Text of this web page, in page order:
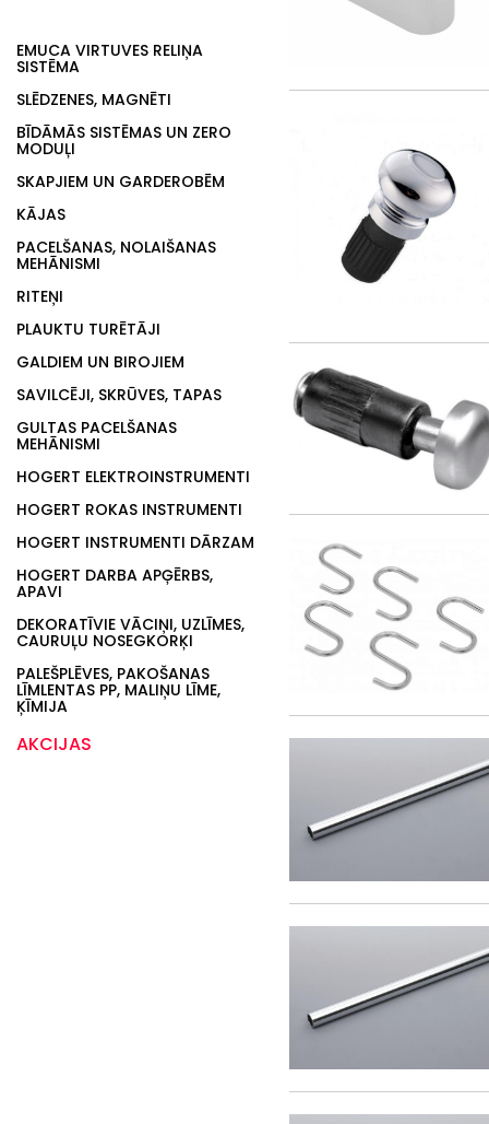
EMUCA VIRTUVES RELIŅA
SISTĒMA
SLĒDZENES, MAGNĒTI
BĪDĀMĀS SISTĒMAS UN ZERO
MODUĻI
SKAPJIEM UN GARDEROBĒM
KĀJAS
PACELŠANAS, NOLAIŠANAS
MEHĀNISMI
RITEŅI
PLAUKTU TURĒTĀJI
GALDIEM UN BIROJIEM
SAVILCĒJI, SKRŪVES, TAPAS
GULTAS PACELŠANAS
MEHĀNISMI
HOGERT ELEKTROINSTRUMENTI
HOGERT ROKAS INSTRUMENTI
HOGERT INSTRUMENTI DĀRZAM
HOGERT DARBA APĢĒRBS,
APAVI
DEKORATĪVIE VĀCIŅI, UZLĪMES,
CAURUĻU NOSEGKORĶI
PALEŠPLĒVES, PAKOŠANAS
LĪMLENTAS PP, MALIŅU LĪME,
ĶĪMIJA
AKCIJAS